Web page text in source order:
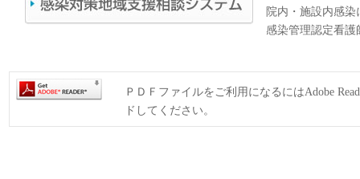
院内・施設内感
感染管理認定看
ＰＤＦファイルをご利用になるにはAdobe
ドしてください。